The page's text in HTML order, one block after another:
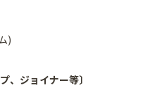
)
、ジョイナー等〕